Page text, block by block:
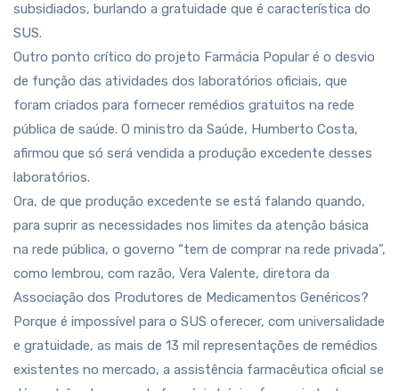
subsidiados, burlando a gratuidade que é característica do
SUS.
Outro ponto crítico do projeto Farmácia Popular é o desvio
de função das atividades dos laboratórios oficiais, que
foram criados para fornecer remédios gratuitos na rede
pública de saúde. O ministro da Saúde, Humberto Costa,
afirmou que só será vendida a produção excedente desses
laboratórios.
Ora, de que produção excedente se está falando quando,
para suprir as necessidades nos limites da atenção básica
na rede pública, o governo “tem de comprar na rede privada”,
como lembrou, com razão, Vera Valente, diretora da
Associação dos Produtores de Medicamentos Genéricos?
Porque é impossível para o SUS oferecer, com universalidade
e gratuidade, as mais de 13 mil representações de remédios
existentes no mercado, a assistência farmacêutica oficial se